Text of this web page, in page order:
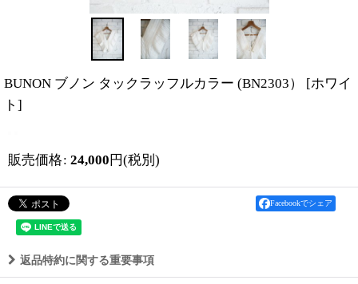
BUNON ブノン タックラッフルカラー (BN2303） [ホワイ
ト ]
販売価格: 24,000 円(税別)
Facebookでシェア
返品特約に関する重要事項